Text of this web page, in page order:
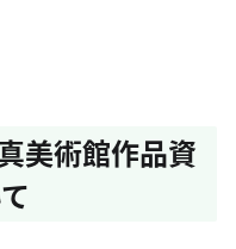
美術館作品資